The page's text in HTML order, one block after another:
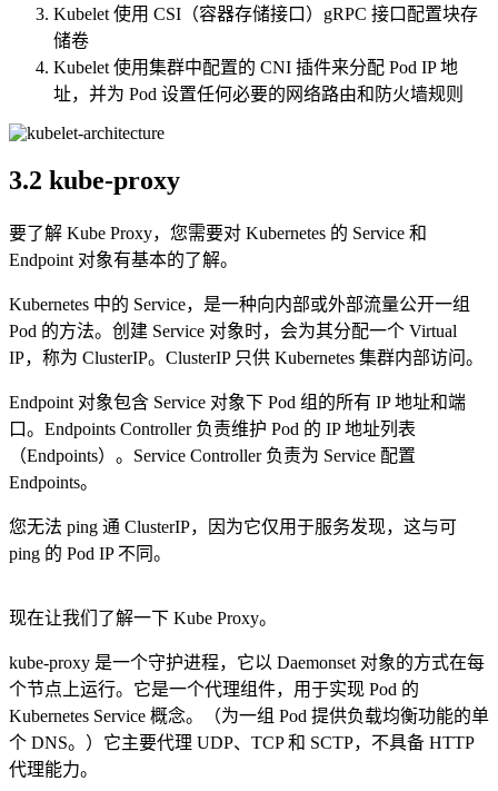
Kubelet 使用 CSI（容器存储接口）gRPC 接口配置块存
储卷
Kubelet 使用集群中配置的 CNI 插件来分配 Pod IP 地
址，并为 Pod 设置任何必要的网络路由和防火墙规则
3.2 kube-proxy
要了解 Kube Proxy，您需要对 Kubernetes 的 Service 和
Endpoint 对象有基本的了解。
Kubernetes 中的 Service，是一种向内部或外部流量公开一组
Pod 的方法。创建 Service 对象时，会为其分配一个 Virtual
IP，称为 ClusterIP。ClusterIP 只供 Kubernetes 集群内部访问。
Endpoint 对象包含 Service 对象下 Pod 组的所有 IP 地址和端
口。Endpoints Controller 负责维护 Pod 的 IP 地址列表
（Endpoints）。Service Controller 负责为 Service 配置
Endpoints。
您无法 ping 通 ClusterIP，因为它仅用于服务发现，这与可
ping 的 Pod IP 不同。
现在让我们了解一下 Kube Proxy。
kube-proxy 是一个守护进程，它以 Daemonset 对象的方式在每
个节点上运行。它是一个代理组件，用于实现 Pod 的
Kubernetes Service 概念。（为一组 Pod 提供负载均衡功能的单
个 DNS。）它主要代理 UDP、TCP 和 SCTP，不具备 HTTP
代理能力。